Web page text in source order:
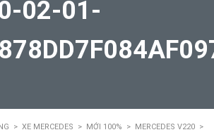
02-01-
> XE MERCEDES > MỚI 100% > MERCEDES V220 >